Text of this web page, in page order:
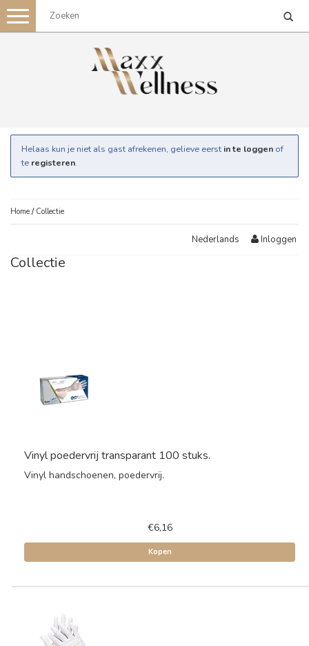
Toggle
navigation
Helaas kun je niet als gast afrekenen, gelieve eerst in te loggen of
te registeren.
Home / Collectie
Nederlands Inloggen
Collectie
Vinyl poedervrij transparant 100 stuks.
Vinyl handschoenen, poedervrij.
€6,16
Kopen